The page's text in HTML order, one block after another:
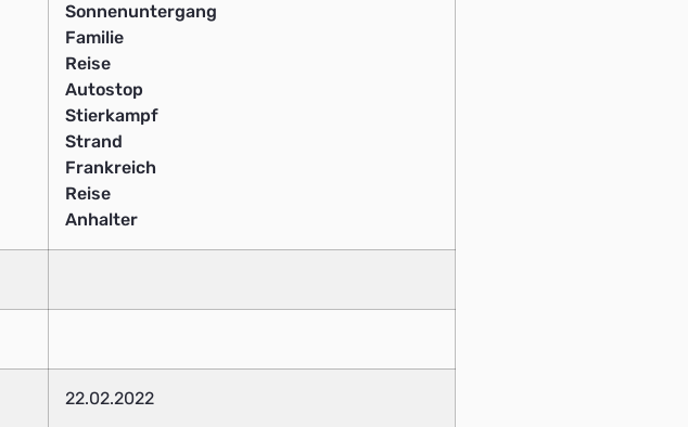
Sonnenuntergang
Familie
Reise
Autostop
Stierkampf
Strand
Frankreich
Reise
Anhalter
22.02.2022